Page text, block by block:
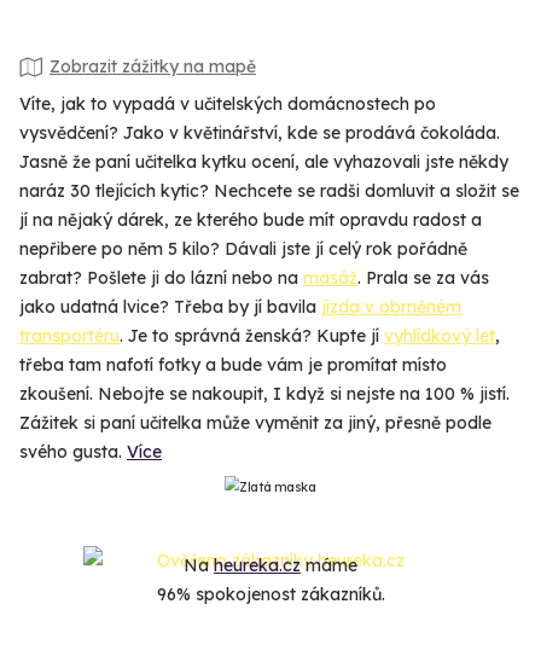
Zobrazit zážitky na mapě
Víte, jak to vypadá v učitelských domácnostech po
vysvědčení? Jako v květinářství, kde se prodává čokoláda.
Jasně že paní učitelka kytku ocení, ale vyhazovali jste někdy
naráz 30 tlejících kytic? Nechcete se radši domluvit a složit se
jí na nějaký dárek, ze kterého bude mít opravdu radost a
nepřibere po něm 5 kilo? Dávali jste jí celý rok pořádně
zabrat? Pošlete ji do lázní nebo na masáž. Prala se za vás
jako udatná lvice? Třeba by jí bavila jízda v obrněném
transportéru. Je to správná ženská? Kupte jí vyhlídkový let,
třeba tam nafotí fotky a bude vám je promítat místo
zkoušení. Nebojte se nakoupit, I když si nejste na 100 % jistí.
Zážitek si paní učitelka může vyměnit za jiný, přesně podle
svého gusta. Více
Naheureka.czmáme
96% spokojenost zákazníků.